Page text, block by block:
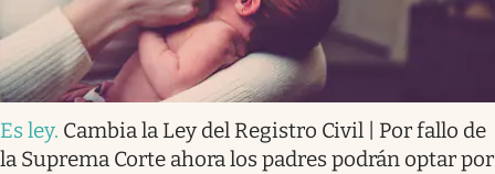
Es ley. Cambia la Ley del Registro Civil | Por fallo de
la Suprema Corte ahora los padres podrán optar por